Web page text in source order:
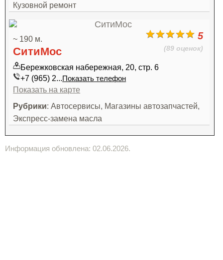
Кузовной ремонт
5
(89 оценок)
~ 190 м.
СитиМос
Бережковская набережная, 20, стр. 6
+7 (965) 2...Показать телефон
Показать на карте
Рубрики: Автосервисы, Магазины автозапчастей,
Экспресс-замена масла
Информация обновлена: 02.06.2026.